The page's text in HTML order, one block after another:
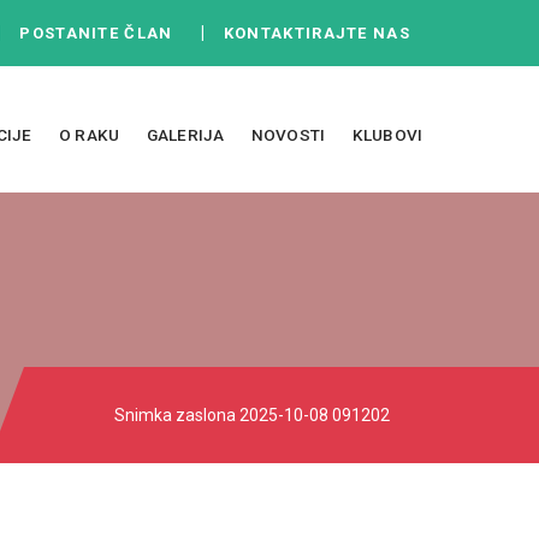
POSTANITE ČLAN KONTAKTIRAJTE NAS
O RAKU GALERIJA NOVOSTI KLUBOVI
Snimka zaslona 2025-10-08 091202